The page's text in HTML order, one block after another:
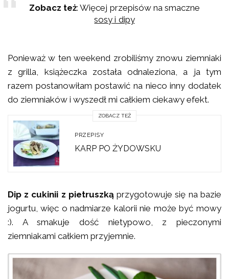
Zobacz też: Więcej przepisów na smaczne
sosy i dipy
Ponieważ w ten weekend zrobiliśmy znowu ziemniaki
z grilla, książeczka została odnaleziona, a ja tym
razem postanowiłam postawić na nieco inny dodatek
do ziemniaków i wyszedł mi całkiem ciekawy efekt.
ZOBACZ TEŻ
PRZEPISY
KARP PO ŻYDOWSKU
Dip z cukinii z pietruszką przygotowuje się na bazie
jogurtu, więc o nadmiarze kalorii nie może być mowy
:). A smakuje dość nietypowo, z pieczonymi
ziemniakami całkiem przyjemnie.